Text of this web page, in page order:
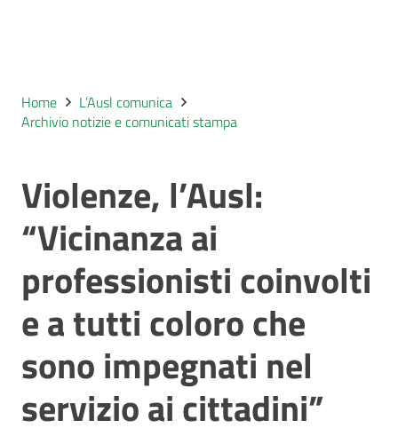
Home
L’Ausl comunica
Archivio notizie e comunicati stampa
Violenze, l’Ausl:
“Vicinanza ai
professionisti coinvolti
e a tutti coloro che
sono impegnati nel
servizio ai cittadini”